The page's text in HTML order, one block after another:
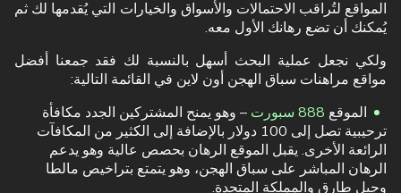
المواقع لتُراقب الاحتمالات والأسواق والخيارات التي يُقدمها لك ثم
يُمكنك أن تضع رهانك الأول معه.
ولكي نجعل عملية البحث أسهل بالنسبة لك فقد جمعنا أفضل
مواقع مراهنات سباق الهجن أون لاين في القائمة التالية:
الموقع 888 سبورت
– وهو يمنح المشتركين الجدد مكافأة
ترحيبية تصل إلى 100 دولار بالإضافة إلى الكثير من المكافآت
الرائعة الأخرى. يقبل الموقع الرهان بحصص عالية وهو يدعم
الرهان المباشر على سباق الهجن، وهو يتمتع بتراخيص مالطا
وجبل طارق والمملكة المتحدة.